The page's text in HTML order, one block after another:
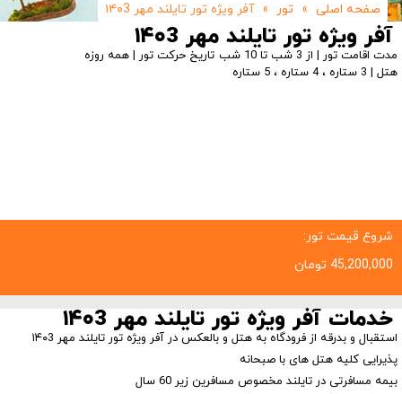
صفحه اصلی » تور » آفر ویژه تور تایلند مهر ۱۴۰3
آفر ویژه تور تایلند مهر ۱۴۰3
مدت اقامت تور | از 3 شب تا 10 شب
تاریخ حرکت تور | همه روزه
هتل | 3 ستاره ، 4 ستاره ، 5 ستاره
شروع قیمت تور:
45,200,000 تومان
خدمات آفر ویژه تور تایلند مهر ۱۴۰3
استقبال و بدرقه از فرودگاه به هتل و بالعکس در آفر ویژه تور تایلند مهر ۱۴۰3
پذیرایی کلیه هتل های با صبحانه
بیمه مسافرتی در تایلند مخصوص مسافرین زیر 60 سال